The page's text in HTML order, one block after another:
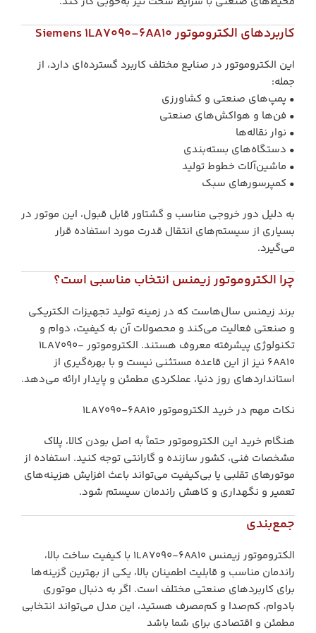
کاربردهای الکتروموتور Siemens 1LA7090-6AA10
این الکتروموتور در صنایع مختلف کاربرد گسترده‌ای دارد، از
جمله:
• پمپ‌های صنعتی و کشاورزی
• فن‌ها و هواکش‌های صنعتی
• نوار نقاله‌ها
• دستگاه‌های بسته‌بندی
• ماشین‌آلات خطوط تولید
• کمپرسورهای سبک
به دلیل دور خروجی مناسب و گشتاور قابل قبول، این موتور در
بسیاری از سیستم‌های انتقال قدرت مورد استفاده قرار
می‌گیرد.
چرا الکتروموتور زیمنس انتخاب مناسبی است؟
برند زیمنس سال‌هاست که در زمینه تولید تجهیزات الکتریکی
و صنعتی فعالیت می‌کند و محصولات آن به کیفیت، دوام و
تکنولوژی پیشرفته معروف هستند. الکتروموتور 1LA7090-
6AA10 نیز از این قاعده مستثنی نیست و با بهره‌گیری از
استانداردهای روز دنیا، عملکردی مطمئن و پایدار ارائه می‌دهد.
نکات مهم در خرید الکتروموتور 1LA7090-6AA10
هنگام خرید این الکتروموتور حتماً به اصل بودن کالا، پلاک
مشخصات فنی، کشور سازنده و گارانتی توجه کنید. استفاده از
موتورهای تقلبی یا بی‌کیفیت می‌تواند باعث افزایش هزینه‌های
تعمیر و نگهداری و کاهش راندمان سیستم شود.
جمع‌بندی
الکتروموتور زیمنس 1LA7090-6AA10 با کیفیت ساخت بالا،
راندمان مناسب و قابلیت اطمینان بالا، یکی از بهترین گزینه‌ها
برای کاربردهای صنعتی مختلف است. اگر به دنبال موتوری
بادوام، کم‌صدا و کم‌مصرف هستید، این مدل می‌تواند انتخابی
مطمئن و اقتصادی برای شما باشد